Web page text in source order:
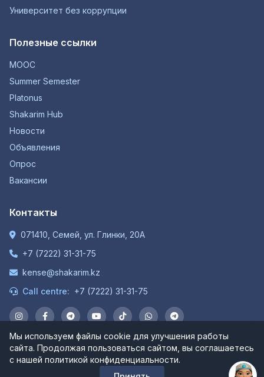
Университет без коррупции
Полезные ссылки
MOOC
Summer Semester
Platonus
Shakarim Hub
Новости
Объявления
Опрос
Вакансии
Контакты
071410, Семей, ул. Глинки, 20А
+7 (7222) 31-31-75
kense@shakarim.kz
Call centre: +7 (7222) 31-31-75
© 1934-2026 НАО "Шәкәрім Университет". Все права
защищены.
Мы используем файлы cookie для улучшения работы
сайта. Продолжая пользоваться сайтом, вы соглашаетесь
с нашей политикой конфиденциальности.